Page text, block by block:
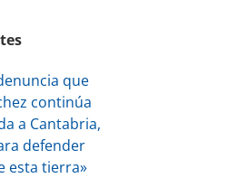
que
continúa
a Cantabria,
defender
esta tierra»